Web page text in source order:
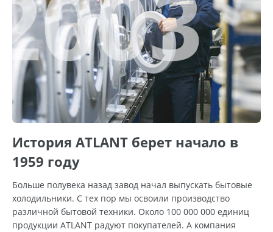
История ATLANT берет начало в
1959 году
Больше полувека назад завод начал выпускать бытовые
холодильники. С тех пор мы освоили производство
различной бытовой техники. Около 100 000 000 единиц
продукции ATLANT радуют покупателей. А компания